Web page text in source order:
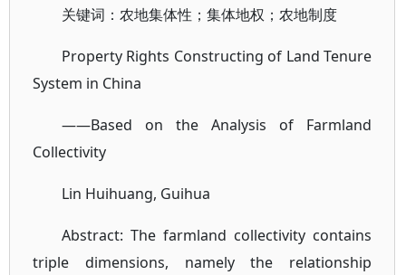
关键词：农地集体性；集体地权；农地制度
Property Rights Constructing of Land Tenure
System in China
——Based on the Analysis of Farmland
Collectivity
Lin Huihuang, Guihua
Abstract: The farmland collectivity contains
triple dimensions, namely the relationship